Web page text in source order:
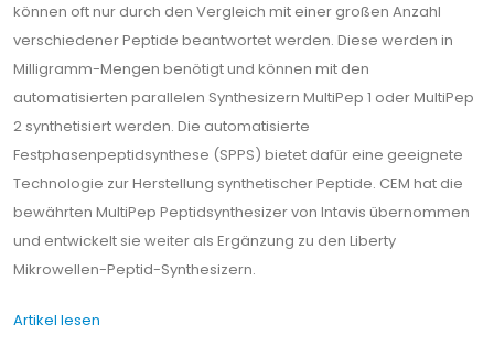
können oft nur durch den Vergleich mit einer großen Anzahl
verschiedener Peptide beantwortet werden. Diese werden in
Milligramm-Mengen benötigt und können mit den
automatisierten parallelen Synthesizern MultiPep 1 oder MultiPep
2 synthetisiert werden. Die automatisierte
Festphasenpeptidsynthese (SPPS) bietet dafür eine geeignete
Technologie zur Herstellung synthetischer Peptide. CEM hat die
bewährten MultiPep Peptidsynthesizer von Intavis übernommen
und entwickelt sie weiter als Ergänzung zu den Liberty
Mikrowellen-Peptid-Synthesizern.
Artikel lesen